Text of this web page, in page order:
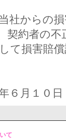
社からの
契約者の
て損害賠
６月１０
て